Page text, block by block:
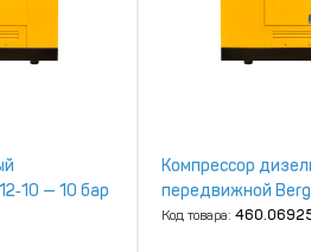
— 10 бар
Компрессор
передвижной Berg
Код товара: